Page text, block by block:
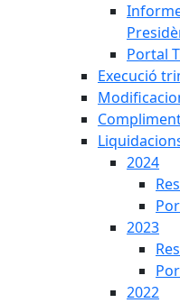
Portal
Execució
2024
2023
2022